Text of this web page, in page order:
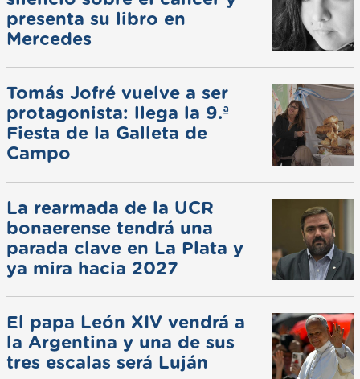
presenta su libro en
Mercedes
Tomás Jofré vuelve a ser
protagonista: llega la 9.ª
Fiesta de la Galleta de
Campo
La rearmada de la UCR
bonaerense tendrá una
parada clave en La Plata y
ya mira hacia 2027
El papa León XIV vendrá a
la Argentina y una de sus
tres escalas será Luján